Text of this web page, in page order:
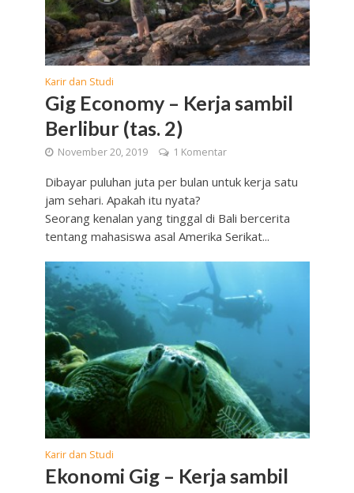
Karir dan Studi
Gig Economy – Kerja sambil
Berlibur (tas. 2)
November 20, 2019 1 Komentar
Dibayar puluhan juta per bulan untuk kerja satu
jam sehari. Apakah itu nyata?
Seorang kenalan yang tinggal di Bali bercerita
tentang mahasiswa asal Amerika Serikat...
Karir dan Studi
Ekonomi Gig – Kerja sambil